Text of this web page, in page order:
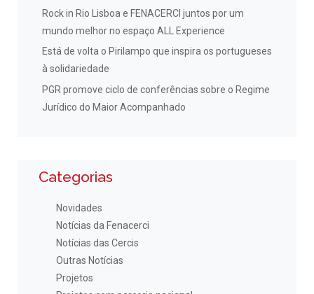
Rock in Rio Lisboa e FENACERCI juntos por um
mundo melhor no espaço ALL Experience
Está de volta o Pirilampo que inspira os portugueses
à solidariedade
PGR promove ciclo de conferências sobre o Regime
Jurídico do Maior Acompanhado
Categorias
Novidades
Notícias da Fenacerci
Notícias das Cercis
Outras Notícias
Projetos